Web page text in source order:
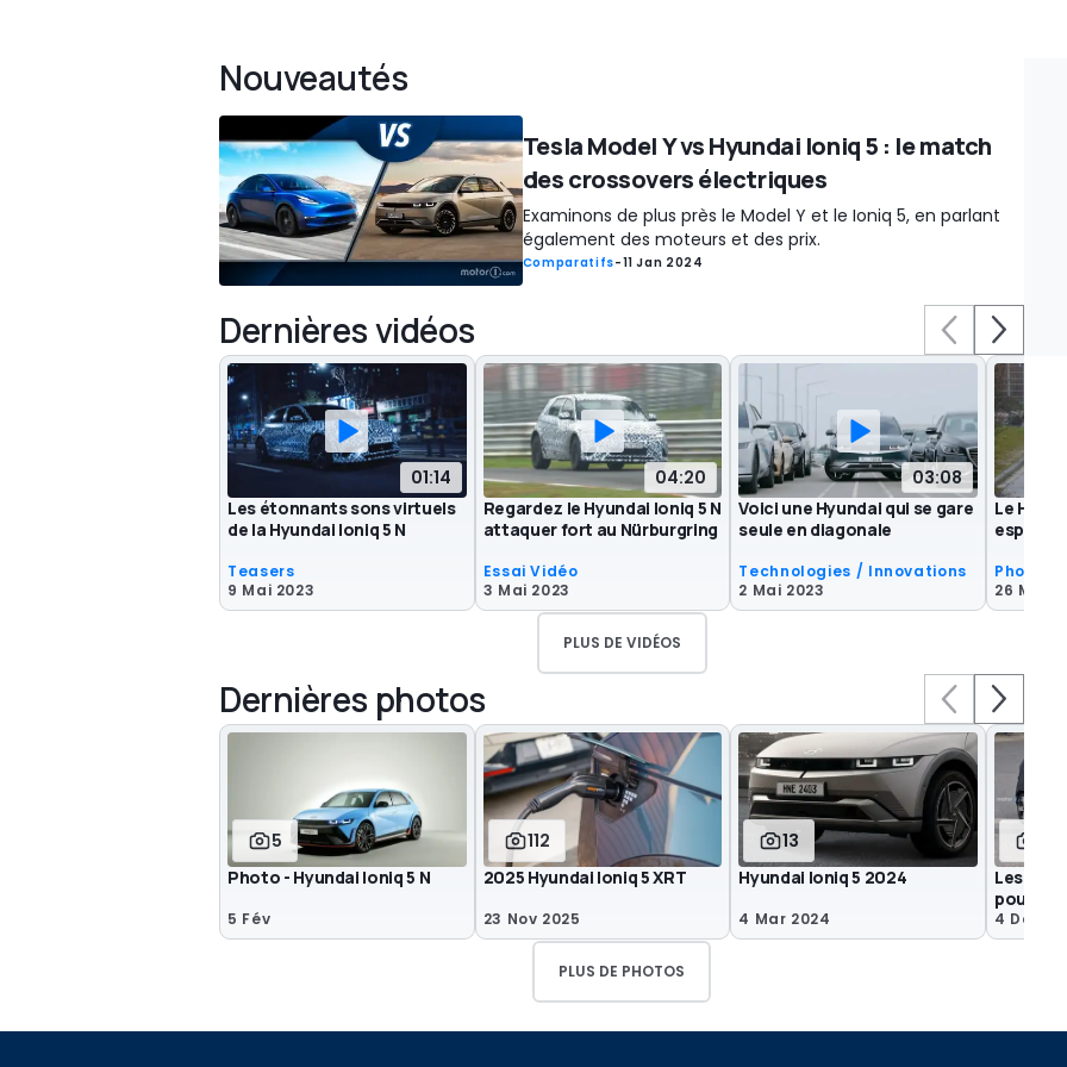
Nouveautés
Tesla Model Y vs Hyundai Ioniq 5 : le match
des crossovers électriques
Examinons de plus près le Model Y et le Ioniq 5, en parlant
également des moteurs et des prix.
Comparatifs-11 Jan 2024
Dernières vidéos
01:14
Les étonnants sons virtuels
de la Hyundai Ioniq 5 N
Teasers
9 Mai 2023
04:20
Regardez le Hyundai Ioniq 5 N
attaquer fort au Nürburgring
Essai Vidéo
3 Mai 2023
03:08
Voici une Hyundai qui se gare
seule en diagonale
Technologies / Innovations
2 Mai 2023
Le
Photos
26 Mar
PLUS DE VIDÉOS
Dernières photos
5
Photo - Hyundai Ioniq 5 N
5 Fév
112
2025 Hyundai Ioniq 5 XRT
23 Nov 2025
13
Hyundai Ioniq 5 2024
4 Mar 2024
Les
pour 2024
4 Déc
PLUS DE PHOTOS